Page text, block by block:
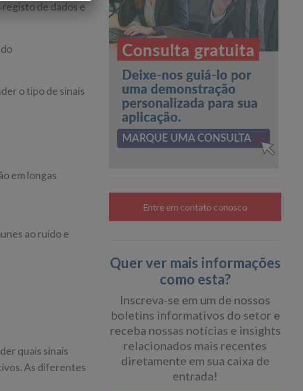
de dados e
o tipo de sinais
em longas
ao ruído e
quais sinais
As diferentes
Entre em contato conosco
Quer ver mais informações
como esta?
Inscreva-se em um de nossos
boletins informativos do setor e
receba nossas notícias e insights
relacionados mais recentes
diretamente em sua caixa de
entrada!